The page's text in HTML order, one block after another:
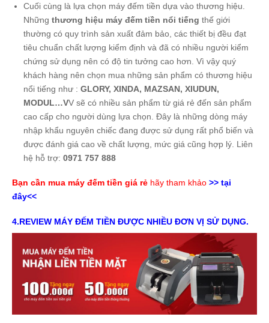
Cuối cùng là lựa chọn máy đếm tiền dựa vào thương hiệu.
Những thương hiệu máy đếm tiền nổi tiếng thế giới
thường có quy trình sản xuất đảm bảo, các thiết bị đều đạt
tiêu chuẩn chất lượng kiểm định và đã có nhiều người kiểm
chứng sử dụng nên có độ tin tưởng cao hơn. Vì vậy quý
khách hàng nên chọn mua những sản phẩm có thương hiệu
nổi tiếng như : GLORY, XINDA, MAZSAN, XIUDUN,
MODUL…VV sẽ có nhiều sản phẩm từ giá rẻ đến sản phẩm
cao cấp cho người dùng lựa chọn. Đây là những dòng máy
nhập khẩu nguyên chiếc đang được sử dụng rất phổ biến và
được đánh giá cao về chất lượng, mức giá cũng hợp lý. Liên
hệ hỗ trợ: 0971 757 888
Bạn cần mua máy đếm tiền giá rẻ hãy tham khảo >> tại
đây<<
4.REVIEW MÁY ĐẾM TIỀN ĐƯỢC NHIỀU ĐƠN VỊ SỬ DỤNG.